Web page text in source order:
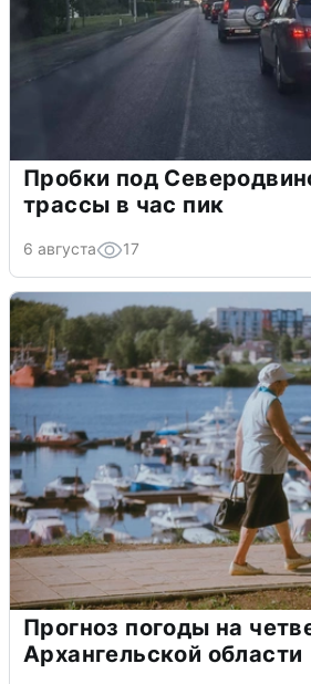
Пробки под
трассы в час пик
6 августа 17
Прогноз погоды на
Архангельской области